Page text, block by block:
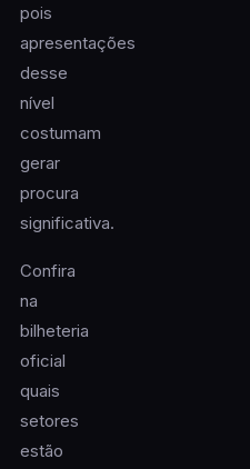
pois
apresentações
desse
nível
costumam
gerar
procura
significativa.
Confira
na
bilheteria
oficial
quais
setores
estão